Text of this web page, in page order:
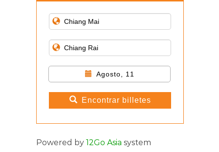
Agosto, 11
Encontrar billetes
Powered by 12Go Asia system